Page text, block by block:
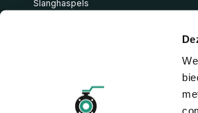
Slanghaspels